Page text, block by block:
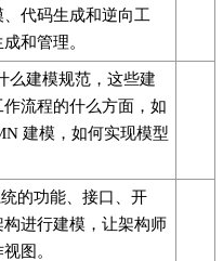
代码生成和逆向工
和管理。
么建模规范，这些建
流程的什么方面，如
建模，如何实现模型
的功能、接口、开
进行建模，让架构师
图。